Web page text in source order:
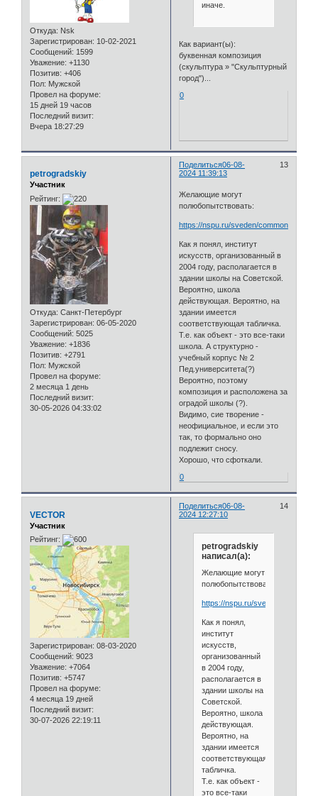
Откуда: Nsk
Зарегистрирован: 10-02-2021
Сообщений: 1599
Уважение: +1130
Позитив: +406
Пол: Мужской
Провел на форуме:
15 дней 19 часов
Последний визит:
Вчера 18:27:29
иначе.
Как вариант(ы):
буквенная композиция
(скульптура » "Скульптурный
город")...
0
Поделиться 13
06-08-
2024 11:39:13
petrogradskiy
Участник
Рейтинг:
Откуда: Санкт-Петербург
Зарегистрирован: 06-05-2020
Сообщений: 5025
Уважение: +1836
Позитив: +2791
Пол: Мужской
Провел на форуме:
2 месяца 1 день
Последний визит:
30-05-2026 04:33:02
Желающие могут
полюбопытствовать:
https://nspu.ru/sveden/common/
Как я понял, институт
искусств, организованный в
2004 году, располагается в
здании школы на Советской.
Вероятно, школа
действующая. Вероятно, на
здании имеется
соответствующая табличка.
Т.е. как объект - это все-таки
школа. А структурно -
учебный корпус № 2
Пед.университета(?)
Вероятно, поэтому
композиция и расположена за
оградой школы (?).
Видимо, сие творение -
неофициальное, и если это
так, то формально оно
подлежит сносу.
Хорошо, что сфоткали.
0
Поделиться 14
06-08-
2024 12:27:10
VECTOR
Участник
Рейтинг:
Зарегистрирован: 08-03-2020
Сообщений: 9023
Уважение: +7064
Позитив: +5747
Провел на форуме:
4 месяца 19 дней
Последний визит:
30-07-2026 22:19:11
petrogradskiy
написал(а):
Желающие могут
полюбопытствовать:
https://nspu.ru/sveden/common/
Как я понял,
институт
искусств,
организованный
в 2004 году,
располагается в
здании школы на
Советской.
Вероятно, школа
действующая.
Вероятно, на
здании имеется
соответствующая
табличка.
Т.е. как объект -
это все-таки